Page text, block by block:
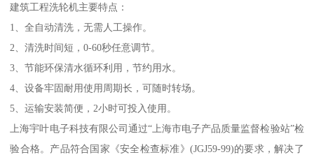
建筑工程洗轮机主要特点：
1、全自动清洗，无需人工操作。
2、清洗时间短，0-60秒任意调节。
3、节能环保清水循环利用，节约用水。
4、设备牢固耐用使用周期长，可随时转场。
5、运输安装简便，2小时可投入使用。
上海宇叶电子科技有限公司通过“上海市电子产品质量监督检验站”检
验合格。产品符合国家《安全检查标准》(JGJ59-99)的要求，解决了